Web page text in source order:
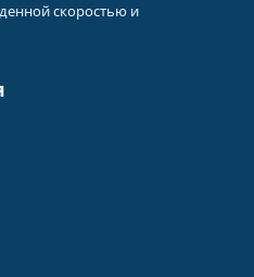
скоростью и